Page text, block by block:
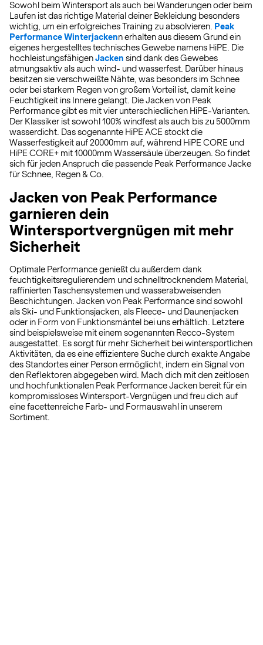
Sowohl beim Wintersport als auch bei Wanderungen oder beim
Laufen ist das richtige Material deiner Bekleidung besonders
wichtig, um ein erfolgreiches Training zu absolvieren.
Peak
Performance Winterjackenn erhalten aus diesem Grund ein
eigenes hergestelltes technisches Gewebe namens HiPE. Die
hochleistungsfähigenJacken sind dank des Gewebes
atmungsaktiv als auch wind- und wasserfest. Darüber hinaus
besitzen sie verschweißte Nähte, was besonders im Schnee
oder bei starkem Regen von großem Vorteil ist, damit keine
Feuchtigkeit ins Innere gelangt. Die Jacken von Peak
Performance gibt es mit vier unterschiedlichen HiPE-Varianten.
Der Klassiker ist sowohl 100% windfest als auch bis zu 5000mm
wasserdicht. Das sogenannte HiPE ACE stockt die
Wasserfestigkeit auf 20000mm auf, während HiPE CORE und
HiPE CORE+ mit 10000mm Wassersäule überzeugen. So findet
sich für jeden Anspruch die passende Peak Performance Jacke
für Schnee, Regen & Co.
Jacken von Peak Performance
garnieren dein
Wintersportvergnügen mit mehr
Sicherheit
Optimale Performance genießt du außerdem dank
feuchtigkeitsregulierendem und schnelltrocknendem Material,
raffinierten Taschensystemen und wasserabweisenden
Beschichtungen. Jacken von Peak Performance sind sowohl
als Ski- und Funktionsjacken, als Fleece- und Daunenjacken
oder in Form von Funktionsmäntel bei uns erhältlich. Letztere
sind beispielsweise mit einem sogenannten Recco-System
ausgestattet. Es sorgt für mehr Sicherheit bei wintersportlichen
Aktivitäten, da es eine effizientere Suche durch exakte Angabe
des Standortes einer Person ermöglicht, indem ein Signal von
den Reflektoren abgegeben wird. Mach dich mit den zeitlosen
und hochfunktionalen Peak Performance Jacken bereit für ein
kompromissloses Wintersport-Vergnügen und freu dich auf
eine facettenreiche Farb- und Formauswahl in unserem
Sortiment.